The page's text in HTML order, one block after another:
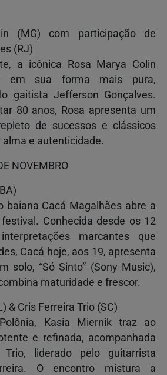
(MG) com participação de
(RJ)
a icônica Rosa Marya Colin
em sua forma mais pura,
gaitista Jefferson Gonçalves.
80 anos, Rosa apresenta um
de sucessos e clássicos
e autenticidade.
NOVEMBRO
baiana Cacá Magalhães abre a
Conhecida desde os 12
marcantes que
Cacá hoje, aos 19, apresenta
solo, “Só Sinto” (Sony Music),
maturidade e frescor.
& Cris Ferreira Trio (SC)
Kasia Miernik traz ao
e refinada, acompanhada
liderado pelo guitarrista
O encontro mistura a